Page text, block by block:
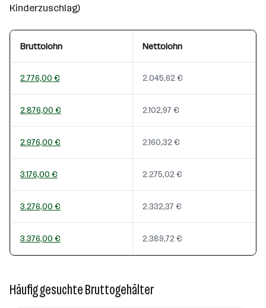
Kinderzuschlag)
Bruttolohn Nettolohn
2.776,00 € 2.045,62 €
2.876,00 € 2.102,97 €
2.976,00 € 2.160,32 €
3.176,00 € 2.275,02 €
3.276,00 € 2.332,37 €
3.376,00 € 2.389,72 €
Häufig gesuchte Bruttogehälter